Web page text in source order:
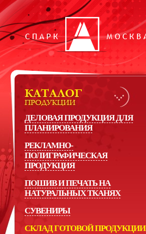
ДЕЛОВАЯ ПРОДУКЦИЯ ДЛЯ
ПЛАНИРОВАНИЯ
РЕКЛАМНО-
ПОЛИГРАФИЧЕСКАЯ
ПРОДУКЦИЯ
ПОШИВ И ПЕЧАТЬ НА
НАТУРАЛЬНЫХ ТКАНЯХ
СУВЕНИРЫ
СКЛАД ГОТОВОЙ ПРОДУКЦИИ